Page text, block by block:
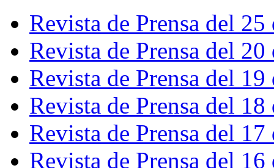
Revista de Prensa del
Revista de Prensa del
Revista de Prensa del
Revista de Prensa del
Revista de Prensa del
Revista de Prensa del